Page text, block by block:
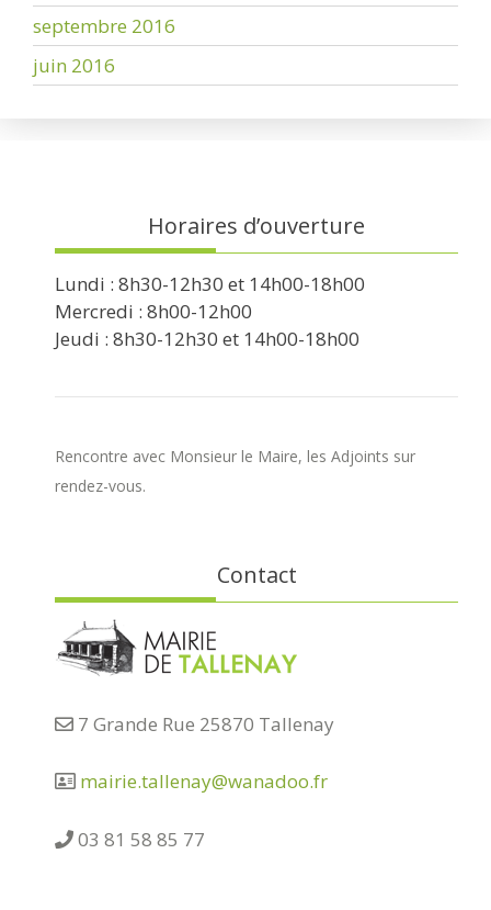
septembre 2016
juin 2016
Horaires d’ouverture
Lundi : 8h30-12h30 et 14h00-18h00
Mercredi : 8h00-12h00
Jeudi : 8h30-12h30 et 14h00-18h00
Rencontre avec Monsieur le Maire, les Adjoints sur
rendez-vous.
Contact
7 Grande Rue 25870 Tallenay
mairie.tallenay@wanadoo.fr
03 81 58 85 77